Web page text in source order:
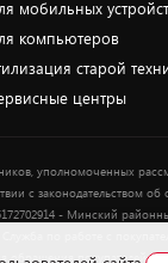
мобильных
компьютеров
старой
центры
уполномоченных
с законодательством
- Минский
обращения покупателей о